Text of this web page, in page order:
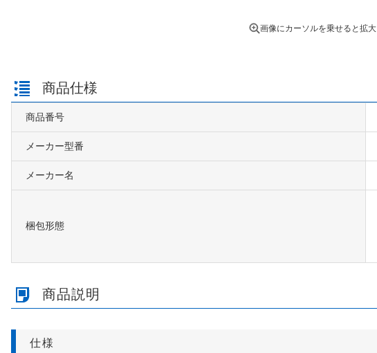
画像にカーソルを乗せると拡大
商品仕様
商品番号
メーカー型番
メーカー名
梱包形態
商品説明
仕様